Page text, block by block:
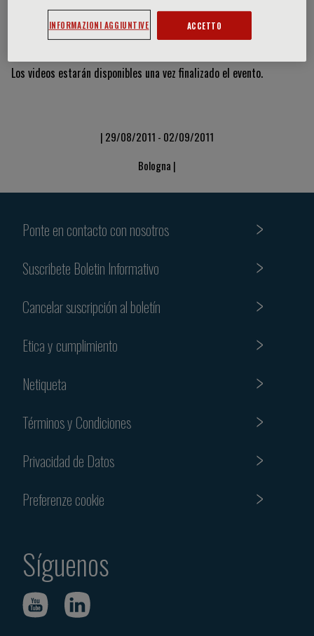
Vídeos y diapositivas
Los videos estarán disponibles una vez finalizado el evento.
| 29/08/2011 - 02/09/2011
Bologna |
Ponte en contacto con nosotros
Suscribete Boletin Informativo
Cancelar suscripción al boletín
Etica y cumplimiento
Netiqueta
Términos y Condiciones
Privacidad de Datos
Preferenze cookie
Síguenos
INFORMAZIONI AGGIUNTIVE ACCETTO